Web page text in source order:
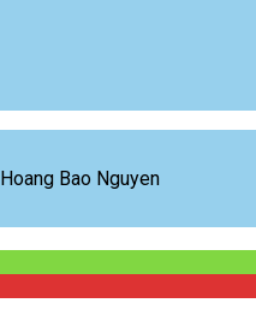
Hoang Bao Nguyen